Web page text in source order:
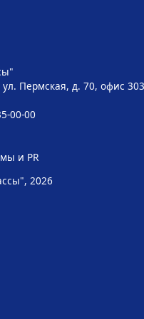
Пермская, д. 70, офис 303
00-00
и PR
2026